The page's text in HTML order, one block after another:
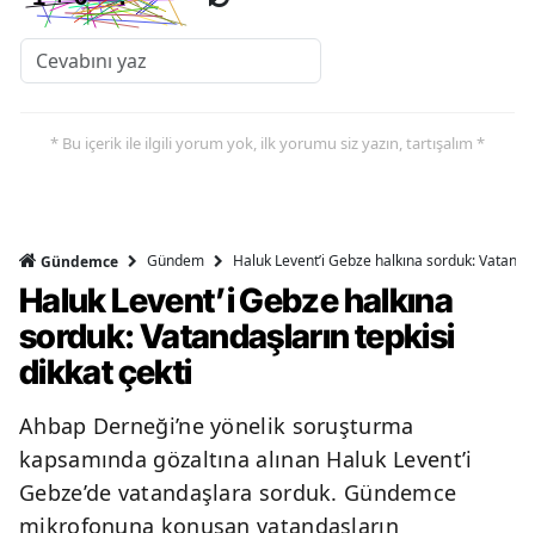
* Bu içerik ile ilgili yorum yok, ilk yorumu siz yazın, tartışalım *
Gündemce Gündem Haluk Levent’i Gebze halkına sorduk:
Haluk Levent’i Gebze halkına
sorduk: Vatandaşların tepkisi
dikkat çekti
Ahbap Derneği’ne yönelik soruşturma
kapsamında gözaltına alınan Haluk Levent’i
Gebze’de vatandaşlara sorduk. Gündemce
mikrofonuna konuşan vatandaşların